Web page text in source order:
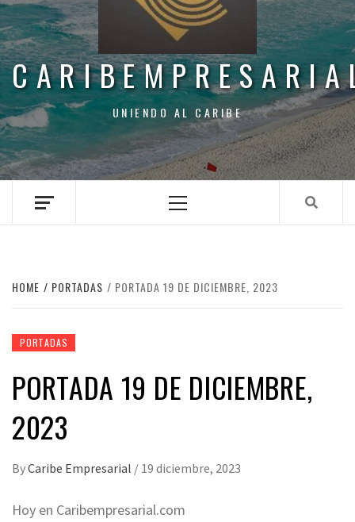
UNIENDO AL CARIBE
Menu
HOME PORTADAS PORTADA 19 DE DICIEMBRE, 2023
PORTADAS
PORTADA 19 DE DICIEMBRE,
2023
ByCaribe Empresarial / 19 diciembre, 2023
Hoy en Caribempresarial.com